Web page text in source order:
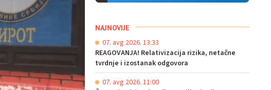
NAJNOVIJE
07. avg 2026. 13:33
REAGOVANJA! Relativizacija rizika, netačne
tvrdnje i izostanak odgovora
07. avg 2026. 11:00